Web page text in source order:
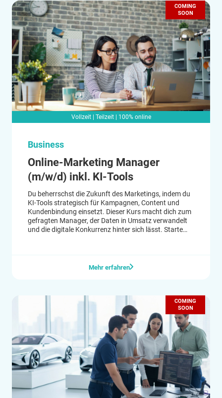
COMING
SOON
Vollzeit | Teilzeit | 100% online
Business
Online-Marketing Manager
(m/w/d) inkl. KI-Tools
Du beherrschst die Zukunft des Marketings, indem du
KI-Tools strategisch für Kampagnen, Content und
Kundenbindung einsetzt. Dieser Kurs macht dich zum
gefragten Manager, der Daten in Umsatz verwandelt
und die digitale Konkurrenz hinter sich lässt. Starte
Mehr erfahren
COMING
SOON